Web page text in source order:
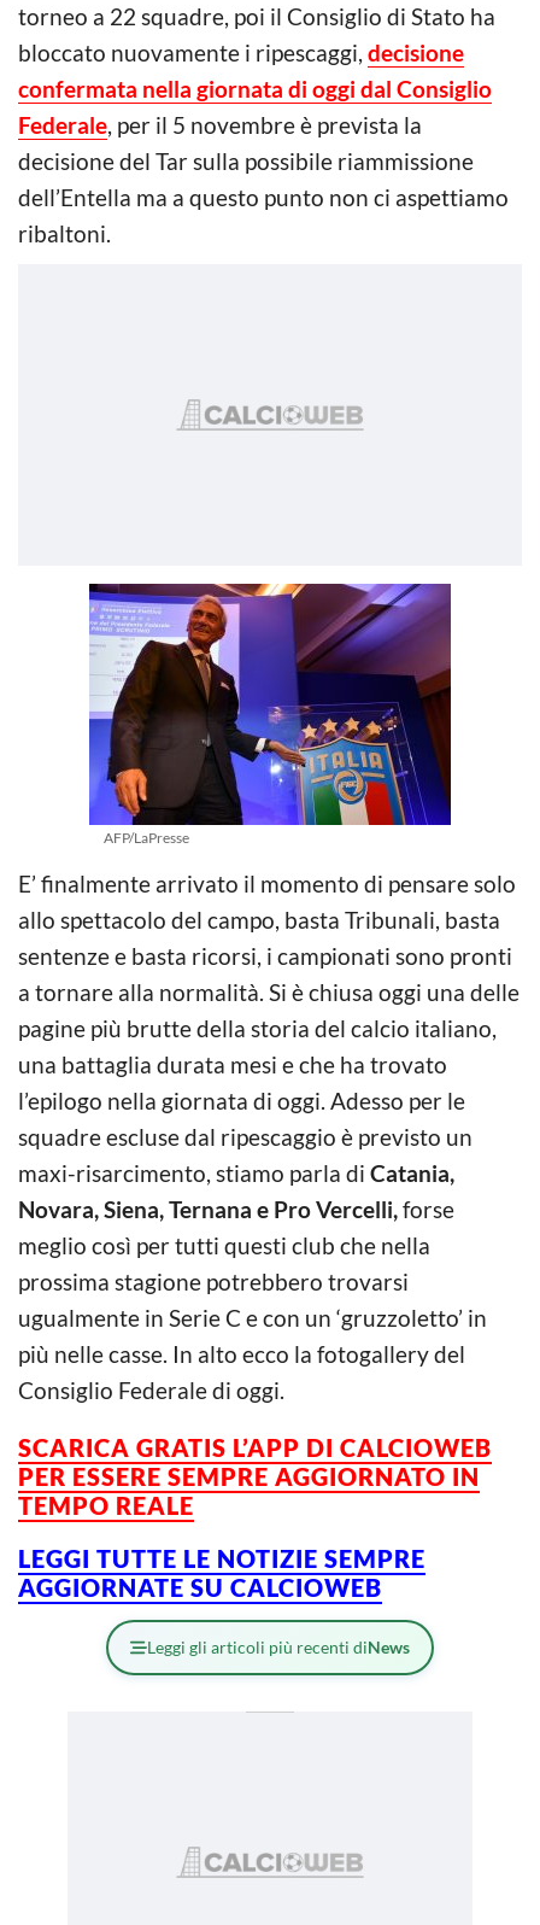
torneo a 22 squadre, poi il Consiglio di Stato ha
bloccato nuovamente i ripescaggi, decisione
confermata nella giornata di oggi dal Consiglio
Federale, per il 5 novembre è prevista la
decisione del Tar sulla possibile riammissione
dell’Entella ma a questo punto non ci aspettiamo
ribaltoni.
AFP/LaPresse
E’ finalmente arrivato il momento di pensare solo
allo spettacolo del campo, basta Tribunali, basta
sentenze e basta ricorsi, i campionati sono pronti
a tornare alla normalità. Si è chiusa oggi una delle
pagine più brutte della storia del calcio italiano,
una battaglia durata mesi e che ha trovato
l’epilogo nella giornata di oggi. Adesso per le
squadre escluse dal ripescaggio è previsto un
maxi-risarcimento, stiamo parla di Catania,
Novara, Siena, Ternana e Pro Vercelli,forse
meglio così per tutti questi club che nella
prossima stagione potrebbero trovarsi
ugualmente in Serie C e con un ‘gruzzoletto’ in
più nelle casse. In alto ecco la fotogallery del
Consiglio Federale di oggi.
SCARICA GRATIS L’APP DI CALCIOWEB
PER ESSERE SEMPRE AGGIORNATO IN
TEMPO REALE
LEGGI TUTTE LE NOTIZIE SEMPRE
AGGIORNATE SU CALCIOWEB
Leggi gli articoli più recenti diNews